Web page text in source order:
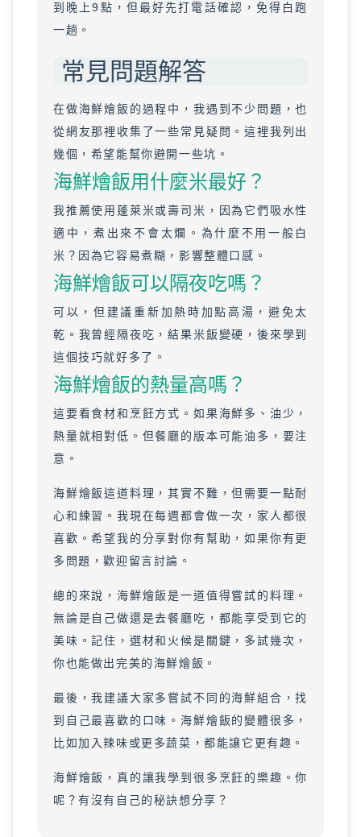
到晚上9點，但最好先打電話確認，免得白跑
一趟。
常見問題解答
在做海鮮燴飯的過程中，我遇到不少問題，也
從網友那裡收集了一些常見疑問。這裡我列出
幾個，希望能幫你避開一些坑。
海鮮燴飯用什麼米最好？
我推薦使用蓬萊米或壽司米，因為它們吸水性
適中，煮出來不會太爛。為什麼不用一般白
米？因為它容易煮糊，影響整體口感。
海鮮燴飯可以隔夜吃嗎？
可以，但建議重新加熱時加點高湯，避免太
乾。我曾經隔夜吃，結果米飯變硬，後來學到
這個技巧就好多了。
海鮮燴飯的熱量高嗎？
這要看食材和烹飪方式。如果海鮮多、油少，
熱量就相對低。但餐廳的版本可能油多，要注
意。
海鮮燴飯這道料理，其實不難，但需要一點耐
心和練習。我現在每週都會做一次，家人都很
喜歡。希望我的分享對你有幫助，如果你有更
多問題，歡迎留言討論。
總的來說，海鮮燴飯是一道值得嘗試的料理。
無論是自己做還是去餐廳吃，都能享受到它的
美味。記住，選材和火候是關鍵，多試幾次，
你也能做出完美的海鮮燴飯。
最後，我建議大家多嘗試不同的海鮮組合，找
到自己最喜歡的口味。海鮮燴飯的變體很多，
比如加入辣味或更多蔬菜，都能讓它更有趣。
海鮮燴飯，真的讓我學到很多烹飪的樂趣。你
呢？有沒有自己的秘訣想分享？